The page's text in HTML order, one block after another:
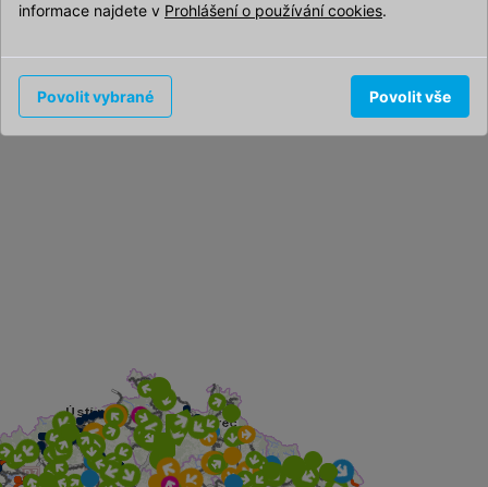
informace najdete v Prohlášení o používání cookies.
Povolit vše
Povolit vybrané